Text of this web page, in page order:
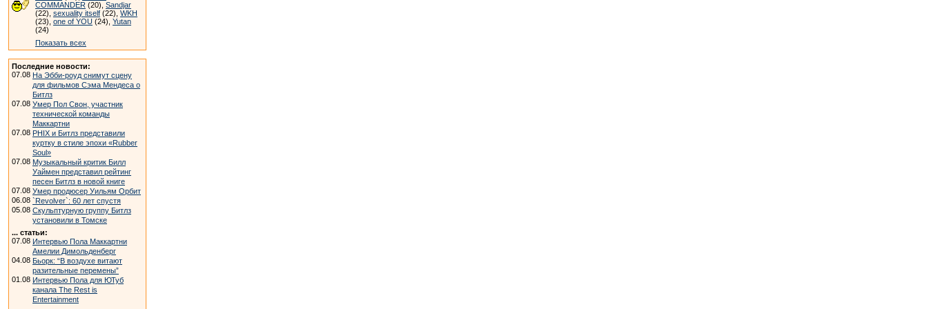
COMMANDER (20), Sandjar
(22), sexuality itself (22), WKH
(23), one of YOU (24), Yutan
(24)
Показать всех
Последние новости:
07.08 На Эбби-роуд снимут сцену
для фильмов Сэма Мендеса о
Битлз
07.08 Умер Пол Свон, участник
технической команды
Маккартни
07.08 PHIX и Битлз представили
куртку в стиле эпохи «Rubber
Soul»
07.08 Музыкальный критик Билл
Уаймен представил рейтинг
песен Битлз в новой книге
07.08 Умер продюсер Уильям Орбит
06.08 `Revolver`: 60 лет спустя
05.08 Скульптурную группу Битлз
установили в Томске
... статьи:
07.08 Интервью Пола Маккартни
Амелии Димольденберг
04.08 Бьорк: “В воздухе витают
разительные перемены”
01.08 Интервью Пола для ЮТуб
канала The Rest is
Entertainment